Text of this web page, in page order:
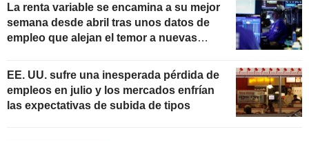
La renta variable se encamina a su mejor
semana desde abril tras unos datos de
empleo que alejan el temor a nuevas
EE. UU. sufre una inesperada pérdida de
empleos en julio y los mercados enfrían
las expectativas de subida de tipos